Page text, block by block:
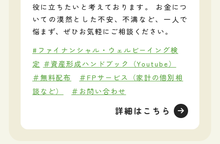
役に立ちたいと考えております。 お金につ
いての漠然とした不安、不満など、一人で
悩まず、ぜひお気軽にご相談ください。
#ファイナンシャル・ウェルビーイング検
定 ＃資産形成ハンドブック（Youtube）
＃無料配布
＃FPサービス（家計の個別相
談など）
＃お問い合わせ
詳細はこちら